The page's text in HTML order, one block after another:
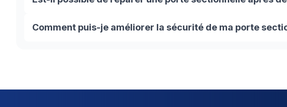
Oui, il est tout à fait possible de restaurer une porte sectionnelle
météorologiques adverses. Nos techniciens peuvent effectuer les
Comment puis-je améliorer la sécurité de ma porte